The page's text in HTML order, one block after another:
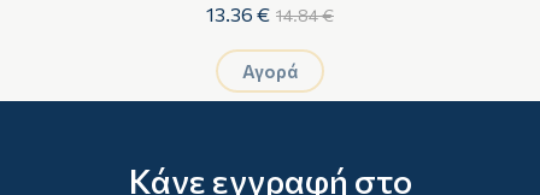
13.36 € 14.84 €
Αγορά
Κάνε εγγραφή στο